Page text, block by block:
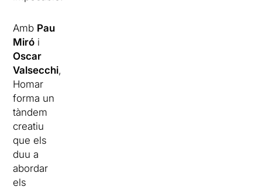
Amb Pau
Miró i
Oscar
Valsecchi,
Homar
forma un
tàndem
creatiu
que els
duu a
abordar
els